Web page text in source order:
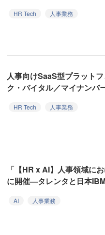
HR Tech
人事業務
人事向けSaaS型プラット
ク・バイタル／マイナン
HR Tech
人事業務
「【HR x AI】人事領域に
に開催—タレンタと日本
AI
人事業務